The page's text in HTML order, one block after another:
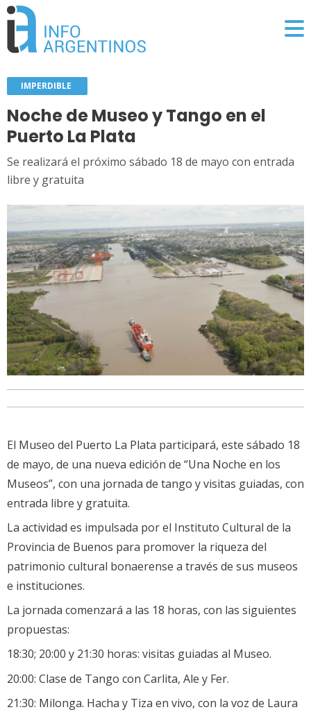
IMPERDIBLE
Noche de Museo y Tango en el
Puerto La Plata
Se realizará el próximo sábado 18 de mayo con entrada
libre y gratuita
El Museo del Puerto La Plata participará, este sábado 18
de mayo, de una nueva edición de “Una Noche en los
Museos”, con una jornada de tango y visitas guiadas, con
entrada libre y gratuita.
La actividad es impulsada por el Instituto Cultural de la
Provincia de Buenos para promover la riqueza del
patrimonio cultural bonaerense a través de sus museos
e instituciones.
La jornada comenzará a las 18 horas, con las siguientes
propuestas:
18:30; 20:00 y 21:30 horas: visitas guiadas al Museo.
20:00: Clase de Tango con Carlita, Ale y Fer.
21:30: Milonga. Hacha y Tiza en vivo, con la voz de Laura